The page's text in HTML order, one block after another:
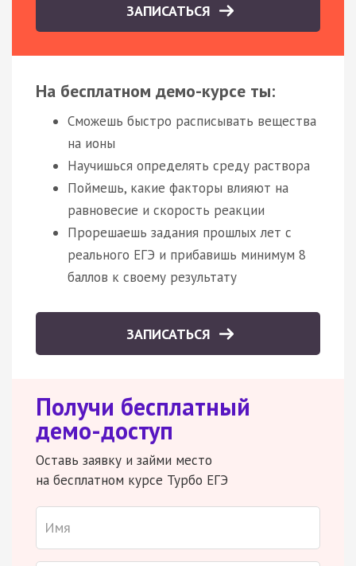
ЗАПИСАТЬСЯ
На бесплатном демо-курсе ты:
Сможешь быстро расписывать вещества
на ионы
Научишься определять среду раствора
Поймешь, какие факторы влияют на
равновесие и скорость реакции
Прорешаешь задания прошлых лет с
реального ЕГЭ и прибавишь минимум 8
баллов к своему результату
ЗАПИСАТЬСЯ
Получи бесплатный
демо-доступ
Оставь заявку и займи место
на бесплатном курсе Турбо ЕГЭ